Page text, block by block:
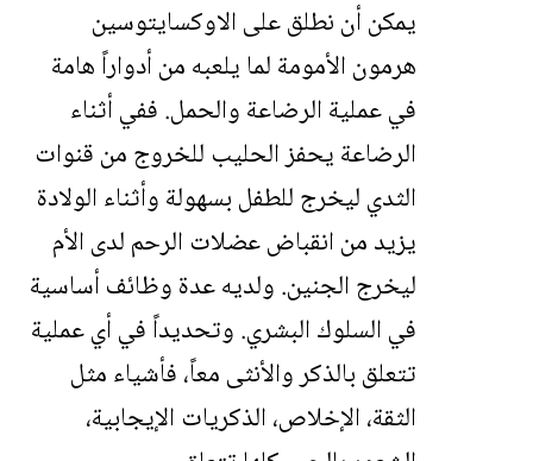
يمكن أن نطلق على الاوكسايتوسين
هرمون الأمومة لما يلعبه من أدواراً هامة
في عملية الرضاعة والحمل. ففي أثناء
الرضاعة يحفز الحليب للخروج من قنوات
الثدي ليخرج للطفل بسهولة وأثناء الولادة
يزيد من انقباض عضلات الرحم لدى الأم
ليخرج الجنين. ولديه عدة وظائف أساسية
في السلوك البشري. وتحديداً في أي عملية
تتعلق بالذكر والأنثى معاً، فأشياء مثل
الثقة، الإخلاص، الذكريات الإيجابية،